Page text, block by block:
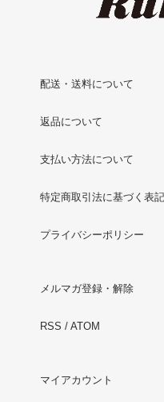
配送・送料について
返品について
支払い方法について
特定商取引法に基づく表記
プライバシーポリシー
メルマガ登録・解除
RSS / ATOM
マイアカウント